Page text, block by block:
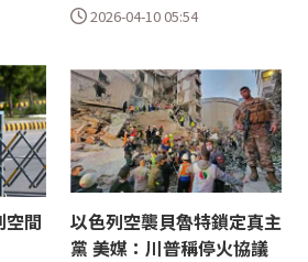
2026-04-10 05:54
空間
以色列空襲貝魯特鎖定真主
黨 美媒：川普稱停火協議